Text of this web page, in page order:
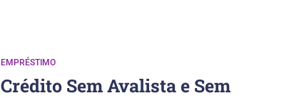
EMPRÉSTIMO
Crédito Sem Avalista e Sem